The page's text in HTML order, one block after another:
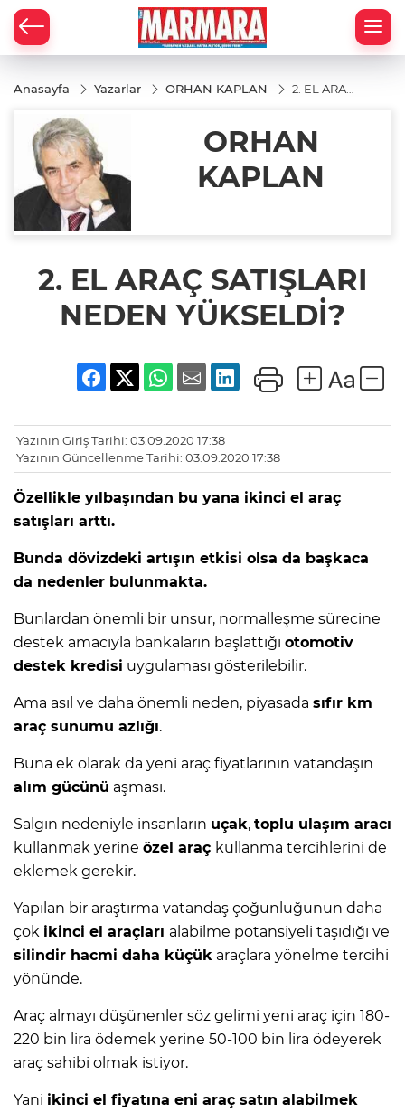
Anasayfa Yazarlar ORHAN KAPLAN
2. EL ARAÇ
YÜKSELDİ?
ORHAN
KAPLAN
2. EL ARAÇ SATIŞLARI
NEDEN YÜKSELDİ?
Yazının Giriş Tarihi: 03.09.2020 17:38
Yazının Güncellenme Tarihi: 03.09.2020 17:38
Özellikle yılbaşından bu yana ikinci el araç
satışları arttı.
Bunda dövizdeki artışın etkisi olsa da başkaca
da nedenler bulunmakta.
Bunlardan önemli bir unsur, normalleşme sürecine
destek amacıyla bankaların başlattığı otomotiv
destek kredisi uygulaması gösterilebilir.
Ama asıl ve daha önemli neden, piyasada sıfır km
araç sunumu azlığı.
Buna ek olarak da yeni araç fiyatlarının vatandaşın
alım gücünü aşması.
Salgın nedeniyle insanların uçak, toplu ulaşım aracı
kullanmak yerine özel araç kullanma tercihlerini de
eklemek gerekir.
Yapılan bir araştırma vatandaş çoğunluğunun daha
çok ikinci el araçları alabilme potansiyeli taşıdığı ve
silindir hacmi daha küçük araçlara yönelme tercihi
yönünde.
Araç almayı düşünenler söz gelimi yeni araç için 180-
220 bin lira ödemek yerine 50-100 bin lira ödeyerek
araç sahibi olmak istiyor.
Yani ikinci el fiyatına eni araç satın alabilmek